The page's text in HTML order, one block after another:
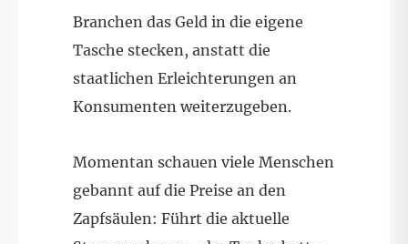
Branchen das Geld in die eigene
Tasche stecken, anstatt die
staatlichen Erleichterungen an
Konsumenten weiterzugeben.
Momentan schauen viele Menschen
gebannt auf die Preise an den
Zapfsäulen: Führt die aktuelle